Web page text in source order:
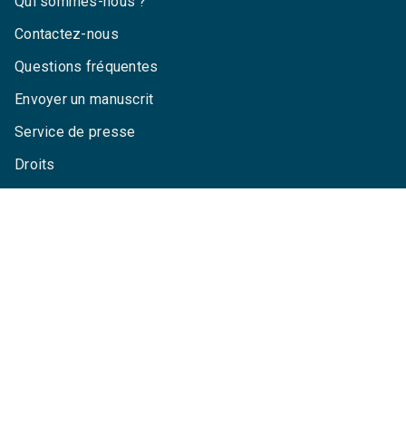
Contactez-nous
Questions fréquentes
Envoyer un manuscrit
Service de presse
Droits